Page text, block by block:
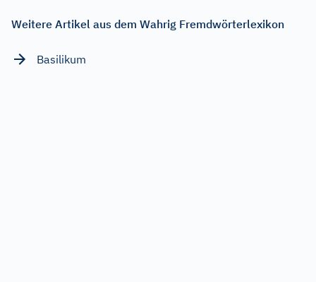
Weitere Artikel aus dem Wahrig Fremdwörterlexikon
Basilikum